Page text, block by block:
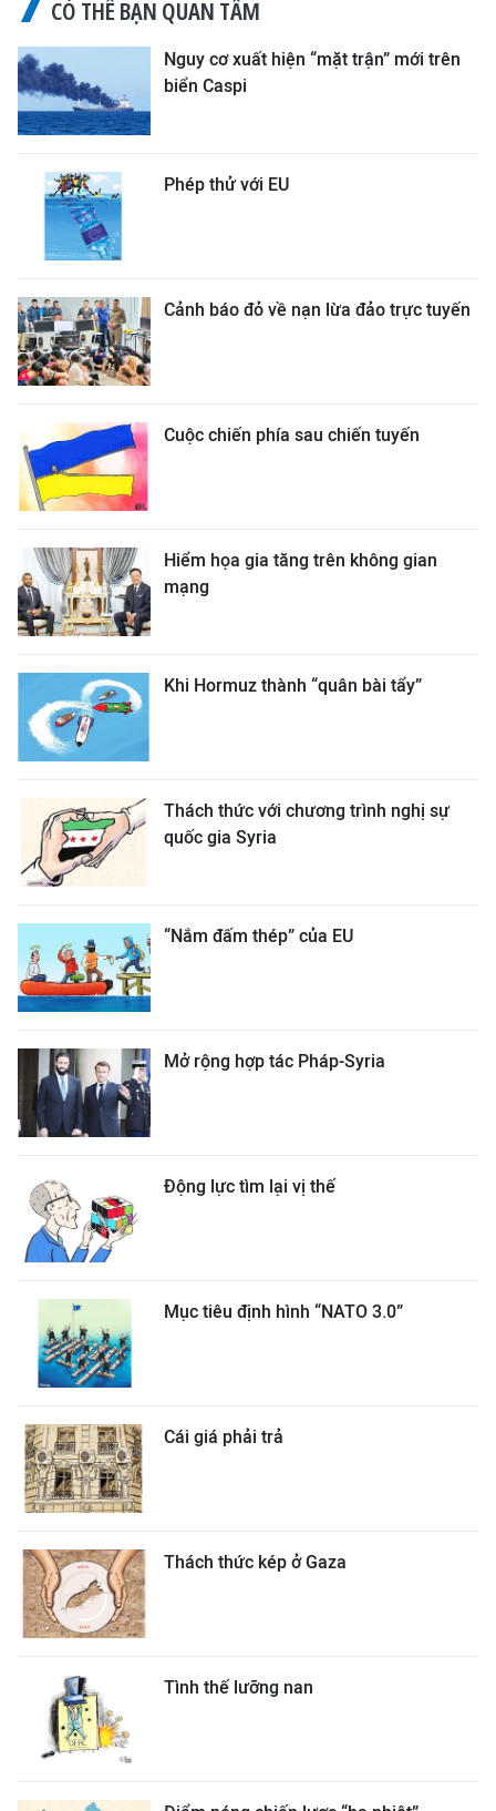
CÓ THỂ BẠN QUAN TÂM
Nguy cơ xuất hiện “mặt trận” mới trên
biển Caspi
Phép thử với EU
Cảnh báo đỏ về nạn lừa đảo trực tuyến
Cuộc chiến phía sau chiến tuyến
Hiểm họa gia tăng trên không gian
mạng
Khi Hormuz thành “quân bài tẩy”
Thách thức với chương trình nghị sự
quốc gia Syria
“Nắm đấm thép” của EU
Mở rộng hợp tác Pháp-Syria
Động lực tìm lại vị thế
Mục tiêu định hình “NATO 3.0”
Cái giá phải trả
Thách thức kép ở Gaza
Tình thế lưỡng nan